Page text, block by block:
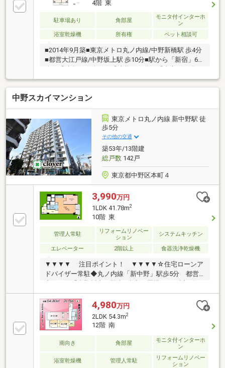
4階 東
駐車場あり 角部屋
モニタ付インターホ
ン
浴室乾燥機
所有権 ペット相談可
■2014年9月築■東京メトロ丸ノ内線/中野新橋駅 歩4分
■都営大江戸線/中野坂上駅 歩10分■駅から「新宿」6
■51.87平米・4階部分の2LDK■オートロック・宅配ボ
ックス有り■ペット飼育可（諸条件有）■スーパー、コ
ンビニまで徒歩3分■空家のため、いつでも内覧可能
中野スカイマンション
東京メトロ丸ノ内線 新中野駅 徒
歩5分
その他の交通
築53年/13階建
総戸数142戸
東京都中野区本町４
3,990万円
1LDK 41.78m2
10階 東
管理人常駐
リフォームリノベー
ション
システムキッチン
エレベーター 2階以上 食器洗浄乾燥機
▼▼▼▼ 注目ポイント！ ▼▼▼▼☆住宅ローンア
ドバイザー常駐◆丸ノ内線「新中野」駅歩5分 都営
大江戸線「中野坂上」駅歩9分◆鍋屋横丁が至近で賑
わいのある街並み◆2022年に排水管更生工事実施済み
◆2025年に耐震補強工事実施済み◆新規リノベーショ
ン実施で室内設備充実◆「もっと安い住宅ローン」が
見つかる！ 提携の金融機関は55社以上！◆「勤続
期間が短い」「諸費用まで借りたい」 さまざまな条
件下でのローンご相談ください！◆「即！見学！」＆
4,980万円
2LDK 54.3m2
12階 南
南向き 角部屋
モニタ付インターホ
ン
浴室乾燥機 管理人常駐
リフォームリノベー
ション